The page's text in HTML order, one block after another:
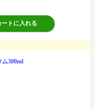
ートに入れる
300ml